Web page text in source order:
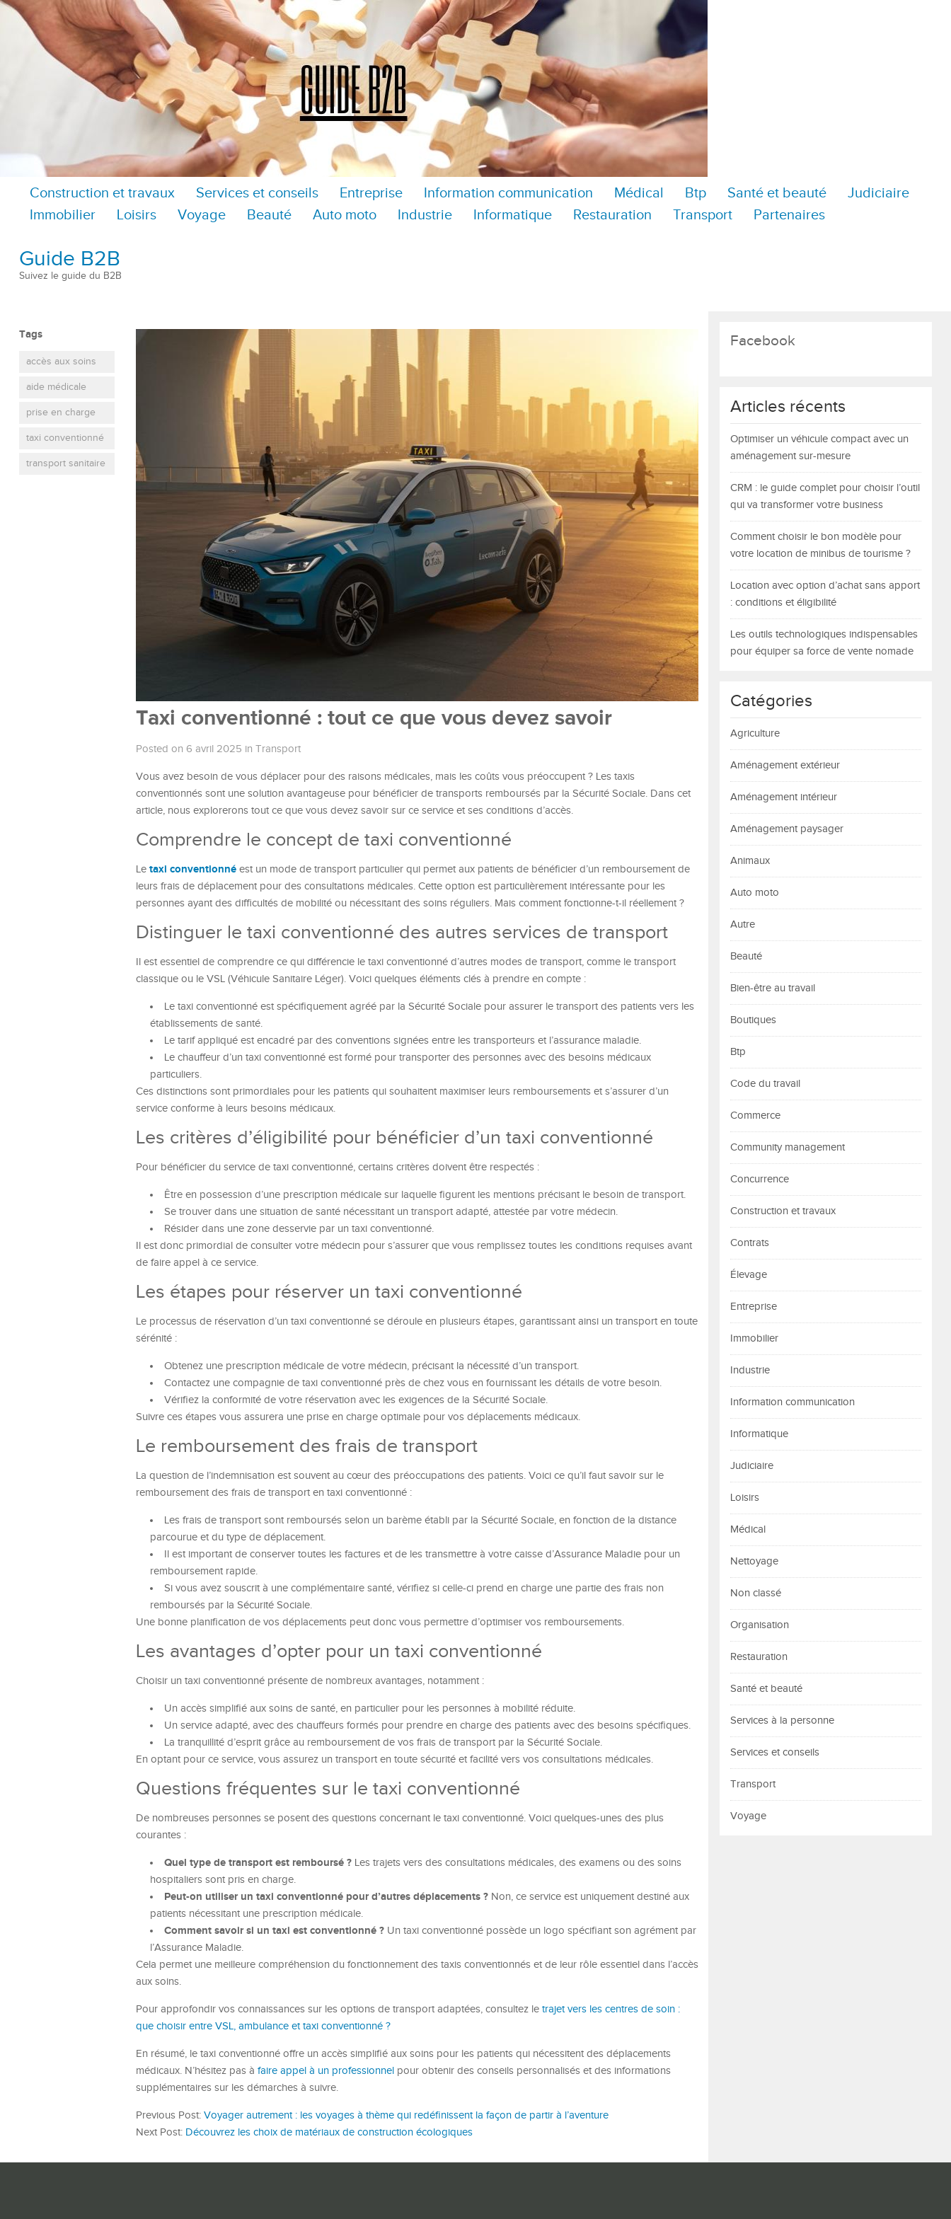
Construction et travaux Services et conseils Entreprise Information communication Médical Btp Santé et beauté
Judiciaire
Immobilier
Loisirs Voyage Beauté Auto moto Industrie Informatique Restauration Transport Partenaires
Guide B2B
Suivez le guide du B2B
Tags
accès aux soins
aide médicale
prise en charge
taxi conventionné
transport sanitaire
Taxi conventionné : tout ce que vous devez savoir
Posted on 6 avril 2025 in Transport
Vous avez besoin de vous déplacer pour des raisons médicales, mais les coûts vous préoccupent ? Les taxis
conventionnés sont une solution avantageuse pour bénéficier de transports remboursés par la Sécurité Sociale. Dans cet
article, nous explorerons tout ce que vous devez savoir sur ce service et ses conditions d’accès.
Comprendre le concept de taxi conventionné
Le taxi conventionné est un mode de transport particulier qui permet aux patients de bénéficier d’un remboursement de
leurs frais de déplacement pour des consultations médicales. Cette option est particulièrement intéressante pour les
personnes ayant des difficultés de mobilité ou nécessitant des soins réguliers. Mais comment fonctionne-t-il réellement ?
Distinguer le taxi conventionné des autres services de transport
Il est essentiel de comprendre ce qui différencie le taxi conventionné d’autres modes de transport, comme le transport
classique ou le VSL (Véhicule Sanitaire Léger). Voici quelques éléments clés à prendre en compte :
Le taxi conventionné est spécifiquement agréé par la Sécurité Sociale pour assurer le transport des patients vers les
établissements de santé.
Le tarif appliqué est encadré par des conventions signées entre les transporteurs et l’assurance maladie.
Le chauffeur d’un taxi conventionné est formé pour transporter des personnes avec des besoins médicaux
particuliers.
Ces distinctions sont primordiales pour les patients qui souhaitent maximiser leurs remboursements et s’assurer d’un
service conforme à leurs besoins médicaux.
Les critères d’éligibilité pour bénéficier d’un taxi conventionné
Pour bénéficier du service de taxi conventionné, certains critères doivent être respectés :
Être en possession d’une prescription médicale sur laquelle figurent les mentions précisant le besoin de transport.
Se trouver dans une situation de santé nécessitant un transport adapté, attestée par votre médecin.
Résider dans une zone desservie par un taxi conventionné.
Il est donc primordial de consulter votre médecin pour s’assurer que vous remplissez toutes les conditions requises avant
de faire appel à ce service.
Les étapes pour réserver un taxi conventionné
Le processus de réservation d’un taxi conventionné se déroule en plusieurs étapes, garantissant ainsi un transport en toute
sérénité :
Obtenez une prescription médicale de votre médecin, précisant la nécessité d’un transport.
Contactez une compagnie de taxi conventionné près de chez vous en fournissant les détails de votre besoin.
Vérifiez la conformité de votre réservation avec les exigences de la Sécurité Sociale.
Suivre ces étapes vous assurera une prise en charge optimale pour vos déplacements médicaux.
Le remboursement des frais de transport
La question de l’indemnisation est souvent au cœur des préoccupations des patients. Voici ce qu’il faut savoir sur le
remboursement des frais de transport en taxi conventionné :
Les frais de transport sont remboursés selon un barème établi par la Sécurité Sociale, en fonction de la distance
parcourue et du type de déplacement.
Il est important de conserver toutes les factures et de les transmettre à votre caisse d’Assurance Maladie pour un
remboursement rapide.
Si vous avez souscrit à une complémentaire santé, vérifiez si celle-ci prend en charge une partie des frais non
remboursés par la Sécurité Sociale.
Une bonne planification de vos déplacements peut donc vous permettre d’optimiser vos remboursements.
Les avantages d’opter pour un taxi conventionné
Choisir un taxi conventionné présente de nombreux avantages, notamment :
Un accès simplifié aux soins de santé, en particulier pour les personnes à mobilité réduite.
Un service adapté, avec des chauffeurs formés pour prendre en charge des patients avec des besoins spécifiques.
La tranquillité d’esprit grâce au remboursement de vos frais de transport par la Sécurité Sociale.
En optant pour ce service, vous assurez un transport en toute sécurité et facilité vers vos consultations médicales.
Questions fréquentes sur le taxi conventionné
De nombreuses personnes se posent des questions concernant le taxi conventionné. Voici quelques-unes des plus
courantes :
Quel type de transport est remboursé ? Les trajets vers des consultations médicales, des examens ou des soins
hospitaliers sont pris en charge.
Peut-on utiliser un taxi conventionné pour d’autres déplacements ? Non, ce service est uniquement destiné aux
patients nécessitant une prescription médicale.
Comment savoir si un taxi est conventionné ? Un taxi conventionné possède un logo spécifiant son agrément par
l’Assurance Maladie.
Cela permet une meilleure compréhension du fonctionnement des taxis conventionnés et de leur rôle essentiel dans l’accès
aux soins.
Pour approfondir vos connaissances sur les options de transport adaptées, consultez le trajet vers les centres de soin :
que choisir entre VSL, ambulance et taxi conventionné ?
En résumé, le taxi conventionné offre un accès simplifié aux soins pour les patients qui nécessitent des déplacements
médicaux. N’hésitez pas à faire appel à un professionnel pour obtenir des conseils personnalisés et des informations
supplémentaires sur les démarches à suivre.
Previous Post: Voyager autrement : les voyages à thème qui redéfinissent la façon de partir à l’aventure
Next Post: Découvrez les choix de matériaux de construction écologiques
Facebook
Articles récents
Optimiser un véhicule compact avec un
aménagement sur-mesure
CRM : le guide complet pour choisir l’outil
qui va transformer votre business
Comment choisir le bon modèle pour
votre location de minibus de tourisme ?
Location avec option d’achat sans apport
: conditions et éligibilité
Les outils technologiques indispensables
pour équiper sa force de vente nomade
Catégories
Agriculture
Aménagement extérieur
Aménagement intérieur
Aménagement paysager
Animaux
Auto moto
Autre
Beauté
Bien-être au travail
Boutiques
Btp
Code du travail
Commerce
Community management
Concurrence
Construction et travaux
Contrats
Élevage
Entreprise
Immobilier
Industrie
Information communication
Informatique
Judiciaire
Loisirs
Médical
Nettoyage
Non classé
Organisation
Restauration
Santé et beauté
Services à la personne
Services et conseils
Transport
Voyage